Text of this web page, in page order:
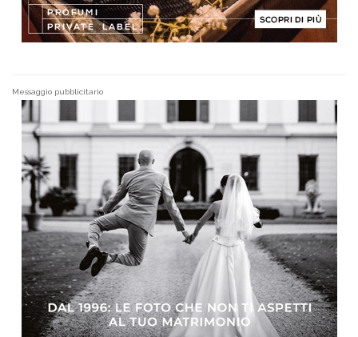
Messaggio pubblicitario